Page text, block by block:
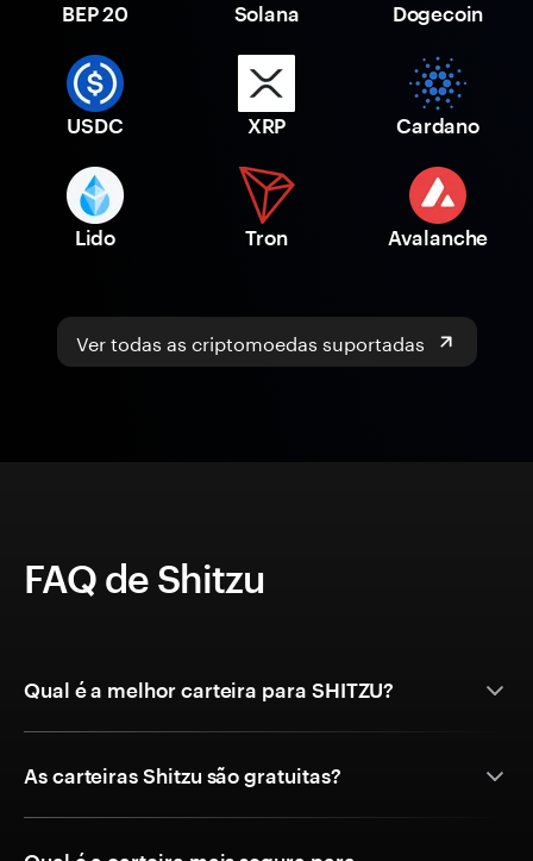
BEP 20 Solana Dogecoin
USDC XRP Cardano
Lido Tron Avalanche
Ver todas as criptomoedas suportadas
FAQ de Shitzu
Qual é a melhor carteira para SHITZU?
As carteiras Shitzu são gratuitas?